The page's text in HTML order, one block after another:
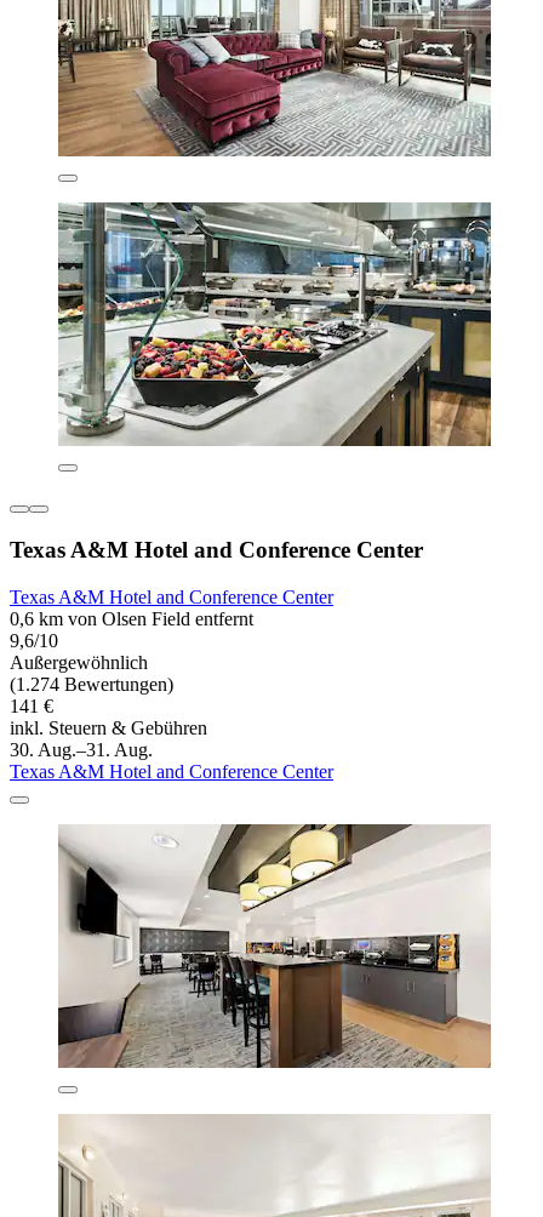
Texas A&M Hotel and Conference Center
Texas A&M Hotel and Conference Center
0,6 km von Olsen Field entfernt
9,6/10
Außergewöhnlich
(1.274 Bewertungen)
141 €
inkl. Steuern & Gebühren
30. Aug.–31. Aug.
Texas A&M Hotel and Conference Center